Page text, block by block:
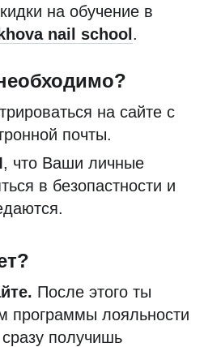
на обучение в
nail school .
на сайте с
почты.
, что Ваши личные
в безопастности и
После этого ты
программы лояльности
получишь